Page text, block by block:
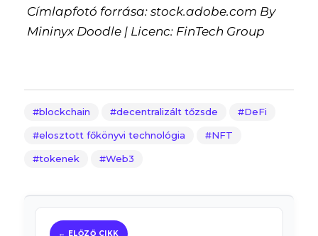
Címlapfotó forrása: stock.adobe.com By
Mininyx Doodle | Licenc: FinTech Group
blockchain decentralizált tőzsde DeFi
elosztott főkönyvi technológia NFT
tokenek Web3